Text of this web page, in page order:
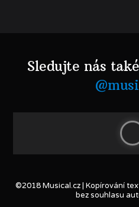
Sledujte nás
©2018 Musical.cz | Kopírování
bez souhlasu